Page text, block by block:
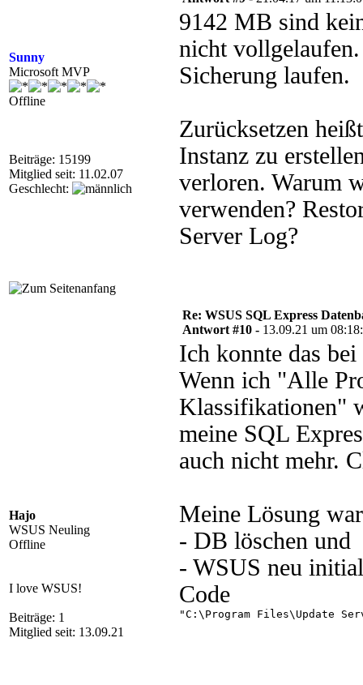
Sunny
Microsoft MVP
Offline
Beiträge: 15199
Mitglied seit: 11.02.07
Geschlecht:
9142 MB sind
nicht
Sicherung laufen.
Zurücksetzen
Instanz zu
verloren. Warum
verwenden?
Server Log?
Hajo
WSUS Neuling
Offline
I love WSUS!
Beiträge: 1
Mitglied seit: 13.09.21
Re: WSUS SQL Express
Antwort #10 - 13.09.21 um
Ich konnte das
Wenn ich "Alle
Klassifikationen"
meine SQL
auch nicht mehr.
Meine Lösung
- DB löschen und
- WSUS neu
Code
"C:\Program Files\Update